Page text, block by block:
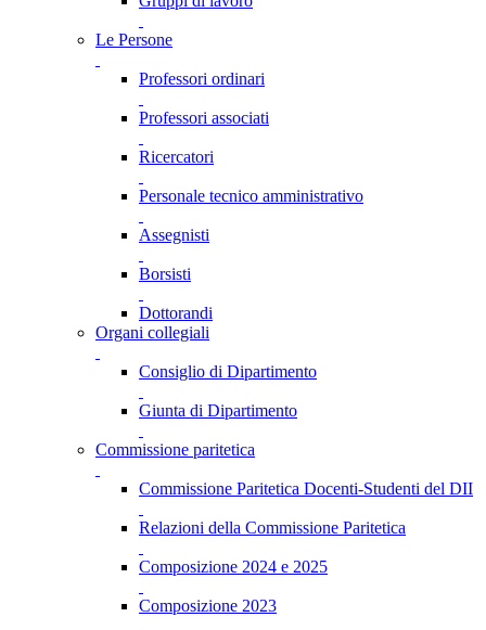
Le Persone
Professori ordinari
Professori associati
Ricercatori
Personale tecnico amministrativo
Assegnisti
Borsisti
Dottorandi
Organi collegiali
Consiglio di Dipartimento
Giunta di Dipartimento
Commissione paritetica
Commissione Paritetica Docenti-Studenti del DII
Relazioni della Commissione Paritetica
Composizione 2024 e 2025
Composizione 2023